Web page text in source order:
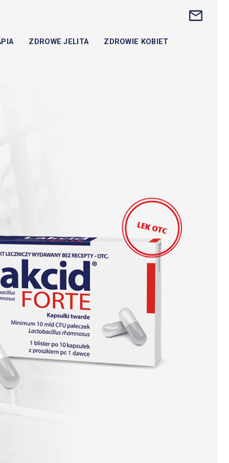
ZDROWE JELITA ZDROWIE KOBIET